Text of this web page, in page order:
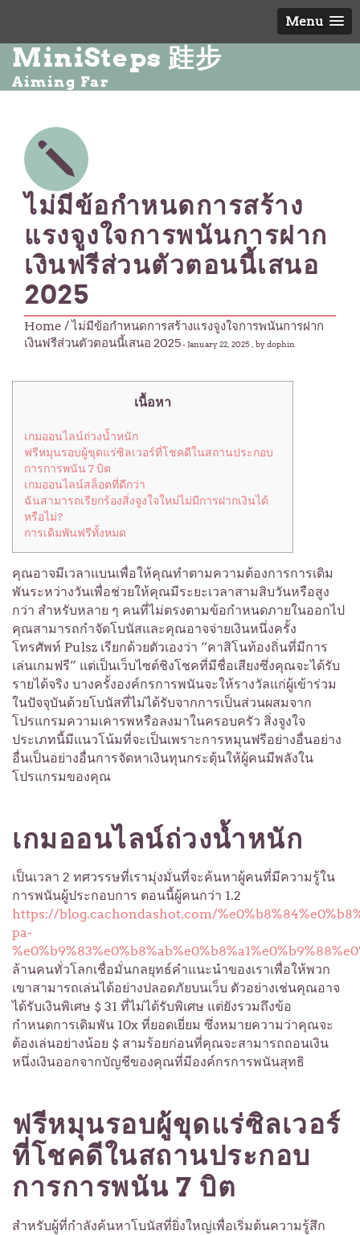
Menu
MiniSteps 跬步
Aiming Far
ไม่มีข้อกำหนดการสร้าง
แรงจูงใจการพนันการฝาก
เงินฟรีส่วนตัวตอนนี้เสนอ
2025
Home / ไม่มีข้อกำหนดการสร้างแรงจูงใจการพนันการฝาก
เงินฟรีส่วนตัวตอนนี้เสนอ 2025-January 22, 2025 , by dophin
เนื้อหา
เกมออนไลน์ถ่วงน้ำหนัก
ฟรีหมุนรอบผู้ขุดแร่ซิลเวอร์ที่โชคดีในสถานประกอบ
การการพนัน 7 บิต
เกมออนไลน์สล็อตที่ดีกว่า
ฉันสามารถเรียกร้องสิ่งจูงใจใหม่ไม่มีการฝากเงินได้
หรือไม่?
การเดิมพันฟรีทั้งหมด
คุณอาจมีเวลาแบนเพื่อให้คุณทำตามความต้องการการเดิม
พันระหว่างวันเพื่อช่วยให้คุณมีระยะเวลาสามสิบวันหรือสูง
กว่า สำหรับหลาย ๆ คนที่ไม่ตรงตามข้อกำหนดภายในออกไป
คุณสามารถกำจัดโบนัสและคุณอาจจ่ายเงินหนึ่งครั้ง
โทรศัพท์ Pulsz เรียกด้วยตัวเองว่า “คาสิโนท้องถิ่นที่มีการ
เล่นเกมฟรี” แต่เป็นเว็บไซต์ชิงโชคที่มีชื่อเสียงซึ่งคุณจะได้รับ
รายได้จริง บางครั้งองค์กรการพนันจะให้รางวัลแก่ผู้เข้าร่วม
ในปัจจุบันด้วยโบนัสที่ไม่ได้รับจากการเป็นส่วนผสมจาก
โปรแกรมความเคารพหรือลงมาในครอบครัว สิ่งจูงใจ
ประเภทนี้มีแนวโน้มที่จะเป็นเพราะการหมุนฟรีอย่างอื่นอย่าง
อื่นเป็นอย่างอื่นการจัดหาเงินทุนกระตุ้นให้ผู้คนมีพลังใน
โปรแกรมของคุณ
เกมออนไลน์ถ่วงน้ำหนัก
เป็นเวลา 2 ทศวรรษที่เรามุ่งมั่นที่จะค้นหาผู้คนที่มีความรู้ใน
การพนันผู้ประกอบการ ตอนนี้ผู้คนกว่า 1.2
https://blog.cachondashot.com/
pa-
ล้านคนทั่วโลกเชื่อมั่นกลยุทธ์คำแนะนำของเราเพื่อให้พวก
เขาสามารถเล่นได้อย่างปลอดภัยบนเว็บ ตัวอย่างเช่นคุณอาจ
ได้รับเงินพิเศษ $ 31 ที่ไม่ได้รับพิเศษ แต่ยังรวมถึงข้อ
กำหนดการเดิมพัน 10x ที่ยอดเยี่ยม ซึ่งหมายความว่าคุณจะ
ต้องเล่นอย่างน้อย $ สามร้อยก่อนที่คุณจะสามารถถอนเงิน
หนึ่งเงินออกจากบัญชีของคุณที่มีองค์กรการพนันสุทธิ
ฟรีหมุนรอบผู้ขุดแร่ซิลเวอร์
ที่โชคดีในสถานประกอบ
การการพนัน 7 บิต
สำหรับผู้ที่กำลังค้นหาโบนัสที่ยิ่งใหญ่เพื่อเริ่มต้นความรู้สึก